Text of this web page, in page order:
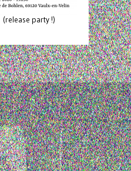
(release party !)